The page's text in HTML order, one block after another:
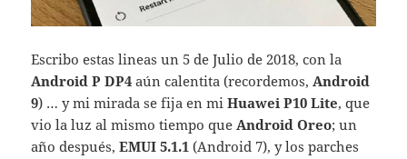
Escribo estas lineas un 5 de Julio de 2018, con la
Android P DP4 aún calentita (recordemos, Android
9) … y mi mirada se fija en miHuawei P10 Lite, que
vio la luz al mismo tiempo que Android Oreo; un
año después, EMUI 5.1.1 (Android 7), y los parches